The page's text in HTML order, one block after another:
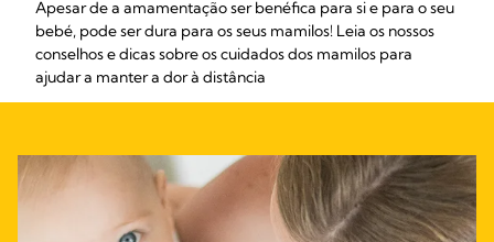
Apesar de a amamentação ser benéfica para si e para o seu
bebé, pode ser dura para os seus mamilos! Leia os nossos
conselhos e dicas sobre os cuidados dos mamilos para
ajudar a manter a dor à distância